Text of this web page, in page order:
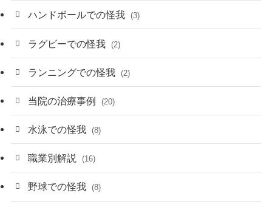
ハンドボールでの怪我 (3)
ラグビーでの怪我 (2)
ランニングでの怪我 (2)
当院の治療事例 (20)
水泳での怪我 (8)
職業別解説 (16)
野球での怪我 (8)